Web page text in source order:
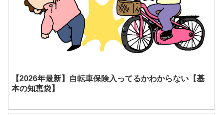
【2026年最新】自転車保険入ってるかわからない【基
本の知恵袋】